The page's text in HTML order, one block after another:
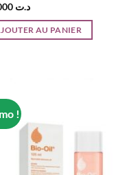
د.ت
AU PANIER
!